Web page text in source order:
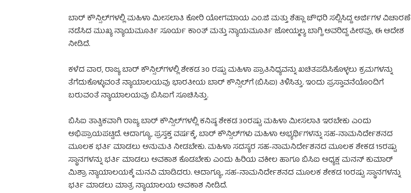
ಬಾರ್ ಕೌನ್ಸಿಲ್‌ಗಳಲ್ಲಿ ಮಹಿಳಾ ಮೀಸಲಾತಿ ಕೋರಿ ಯೋಗಮಾಯ ಎಂ.ಜಿ ಮತ್ತು ಶೆಹ್ಲಾ ಚೌಧರಿ ಸಲ್ಲಿಸಿದ್ದ ಅರ್ಜಿಗಳ ವಿಚಾರಣೆ
ನಡೆಸಿದ ಮುಖ್ಯ ನ್ಯಾಯಮೂರ್ತಿ ಸೂರ್ಯ ಕಾಂತ್ ಮತ್ತು ನ್ಯಾಯಮೂರ್ತಿ ಜೋಯ್ಮಲ್ಯ ಬಾಗ್ಚಿ ಅವರಿದ್ದ ಪೀಠವು, ಈ ಆದೇಶ
ನೀಡಿದೆ.
ಕಳೆದ ವಾರ, ರಾಜ್ಯ ಬಾರ್ ಕೌನ್ಸಿಲ್‌ಗಳಲ್ಲಿ ಶೇಕಡ 30 ರಷ್ಟು ಮಹಿಳಾ ಪ್ರಾತಿನಿಧ್ಯವನ್ನು ಖಚಿತಪಡಿಸಿಕೊಳ್ಳಲು ಕ್ರಮಗಳನ್ನು
ತೆಗೆದುಕೊಳ್ಳುವಂತೆ ನ್ಯಾಯಾಲಯವು ಭಾರತೀಯ ಬಾರ್ ಕೌನ್ಸಿಲ್‌ಗೆ (ಬಿಸಿಐ) ತಿಳಿಸಿತ್ತು. ಇಂದು ಪ್ರಸ್ತಾವನೆಯೊಂದಿಗೆ
ಬರುವಂತೆ ನ್ಯಾಯಾಲಯವು ಬಿಸಿಐಗೆ ಸೂಚಿಸಿತ್ತು.
ಬಿಸಿಐ ತಾತ್ವಿಕವಾಗಿ ರಾಜ್ಯ ಬಾರ್ ಕೌನ್ಸಿಲ್‌ಗಳಲ್ಲಿ ಕನಿಷ್ಠ ಶೇಕಡ 30ರಷ್ಟು ಮಹಿಳಾ ಮೀಸಲಾತಿ ಇರಬೇಕು ಎಂದು
ಅಭಿಪ್ರಾಯಪಟ್ಟಿದೆ. ಆದಾಗ್ಯೂ, ಪ್ರಸ್ತಕ್ತ ವರ್ಷಕ್ಕೆ, ಬಾರ್ ಕೌನ್ಸಿಲ್‌ಗಳು ಮಹಿಳಾ ಅಭ್ಯರ್ಥಿಗಳನ್ನು ಸಹ-ನಾಮನಿರ್ದೇಶನದ
ಮೂಲಕ ಭರ್ತಿ ಮಾಡಲು ಅನುಮತಿ ನೀಡಬೇಕು. ಮಹಿಳಾ ಸದಸ್ಯರ ಸಹ-ನಾಮನಿರ್ದೇಶನದ ಮೂಲಕ ಶೇಕಡ 15ರಷ್ಟು
ಸ್ಥಾನಗಳನ್ನು ಭರ್ತಿ ಮಾಡಲು ಅವಕಾಶ ಕೊಡಬೇಕು ಎಂದು ಹಿರಿಯ ವಕೀಲ ಹಾಗೂ ಬಿಸಿಐ ಅಧ್ಯಕ್ಷ ಮನನ್ ಕುಮಾರ್
ಮಿಶ್ರಾ ನ್ಯಾಯಾಲಯಕ್ಕೆ ಮನವಿ ಮಾಡಿದರು. ಆದಾಗ್ಯೂ, ಸಹ-ನಾಮನಿರ್ದೇಶನದ ಮೂಲಕ ಶೇಕಡ 10ರಷ್ಟು ಸ್ಥಾನಗಳನ್ನು
ಭರ್ತಿ ಮಾಡಲು ಮಾತ್ರ ನ್ಯಾಯಾಲಯ ಅವಕಾಶ ನೀಡಿದೆ.